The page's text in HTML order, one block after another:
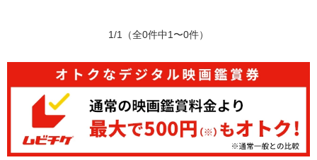
1/1 （全0件中1〜0件）